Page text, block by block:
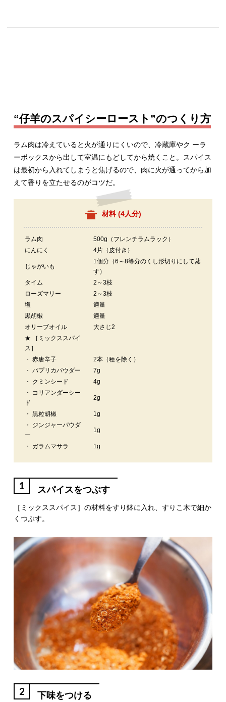
“仔羊のスパイシーロースト”のつくり方
ラム肉は冷えていると火が通りにくいので、冷蔵庫やク ーラ
ーボックスから出して室温にもどしてから焼くこと。スパイス
は最初から入れてしまうと焦げるので、肉に火が通ってから加
えて香りを立たせるのがコツだ。
材料 (4人分)
ラム肉
500g（フレンチラムラック）
にんにく
4片（皮付き）
じゃがいも
1個分（6～8等分のくし形切りにして蒸
す）
タイム
2～3枝
ローズマリー
2～3枝
塩
適量
黒胡椒
適量
オリーブオイル
大さじ2
★ ［ミックススパイ
ス］
・ 赤唐辛子
2本（種を除く）
・ パプリカパウダー
7g
・ クミンシード
4g
・ コリアンダーシー
ド
2g
・ 黒粒胡椒
1g
・ ジンジャーパウダ
ー
1g
・ ガラムマサラ 1g
1 スパイスをつぶす
［ミックススパイス］の材料をすり鉢に入れ、すりこ木で細か
くつぶす。
2 下味をつける